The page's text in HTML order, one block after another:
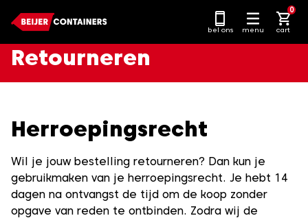
naar
content
bel ons menu cart
0
Retourneren
Herroepingsrecht
Wil je jouw bestelling retourneren? Dan kun je
gebruikmaken van je herroepingsrecht. Je hebt 14
dagen na ontvangst de tijd om de koop zonder
opgave van reden te ontbinden. Zodra wij de